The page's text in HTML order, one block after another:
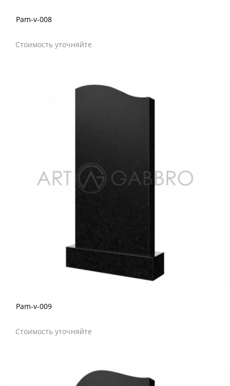
Pam-v-008
Стоимость уточняйте
Pam-v-009
Стоимость уточняйте